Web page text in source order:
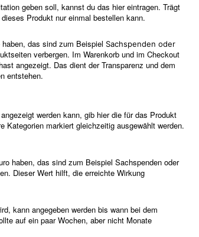
geben soll, kannst du das hier eintragen. Trägt
Produkt nur einmal bestellen kann.
das sind zum Beispiel Sachspenden oder
verbergen. Im Warenkorb und im Checkout
angezeigt. Das dient der Transparenz und dem
entstehen.
werden kann, gib hier die für das Produkt
Kategorien markiert gleichzeitig ausgewählt werden.
haben, das sind zum Beispiel Sachspenden oder
Dieser Wert hilft, die erreichte Wirkung
kann angegeben werden bis wann bei dem
auf ein paar Wochen, aber nicht Monate